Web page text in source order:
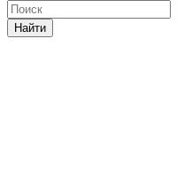
Найти